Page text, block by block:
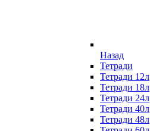
Назад
Тетради
Тетради 12л
Тетради 18л
Тетради 24л
Тетради 40л
Тетради 48л